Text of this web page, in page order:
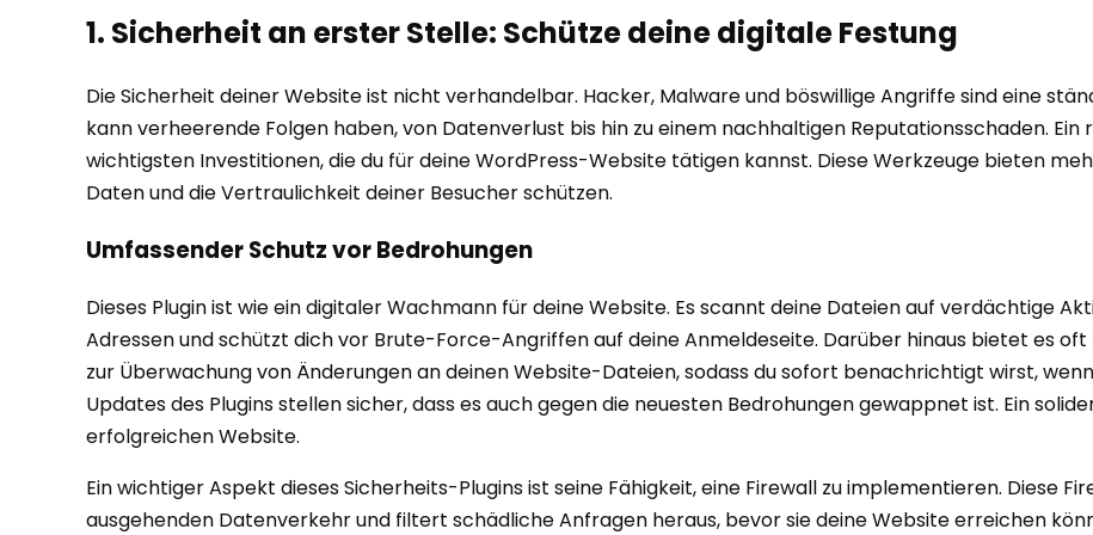
1. Sicherheit an erster Stelle: Schütze deine digitale Festung
Die Sicherheit deiner Website ist nicht verhandelbar. Hacker, Malware und böswillige Angriffe sind eine
kann verheerende Folgen haben, von Datenverlust bis hin zu einem nachhaltigen Reputationsschaden.
wichtigsten Investitionen, die du für deine WordPress-Website tätigen kannst. Diese Werkzeuge bieten
Daten und die Vertraulichkeit deiner Besucher schützen.
Umfassender Schutz vor Bedrohungen
Dieses Plugin ist wie ein digitaler Wachmann für deine Website. Es scannt deine Dateien auf verdächtige
Adressen und schützt dich vor Brute-Force-Angriffen auf deine Anmeldeseite. Darüber hinaus bietet es oft
zur Überwachung von Änderungen an deinen Website-Dateien, sodass du sofort benachrichtigt wirst,
Updates des Plugins stellen sicher, dass es auch gegen die neuesten Bedrohungen gewappnet ist. Ein
erfolgreichen Website.
Ein wichtiger Aspekt dieses Sicherheits-Plugins ist seine Fähigkeit, eine Firewall zu implementieren. Diese
ausgehenden Datenverkehr und filtert schädliche Anfragen heraus, bevor sie deine Website erreichen